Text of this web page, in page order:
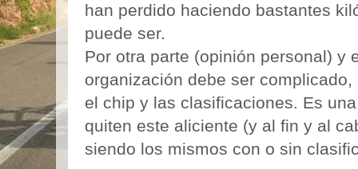
han perdido haciendo bastantes
puede ser.
Por otra parte (opinión personal) y
organización debe ser
el chip y las clasificaciones. Es
quiten este aliciente (y al fin y al
siendo los mismos con o sin